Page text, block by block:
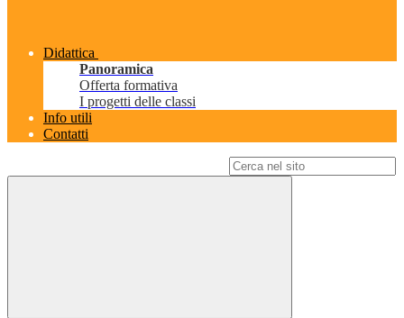
Didattica
Panoramica
Offerta formativa
I progetti delle classi
Info utili
Contatti